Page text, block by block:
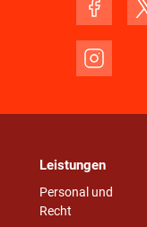
Leistungen
Personal und
Recht